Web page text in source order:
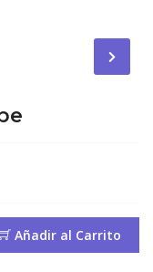
Añadir al Carrito